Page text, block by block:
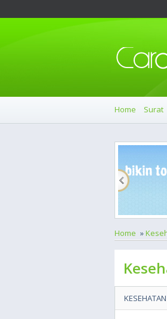
Home Surat
Home »
KESEHATAN